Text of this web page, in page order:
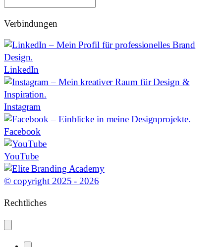
Verbindungen
LinkedIn
Instagram
Facebook
YouTube
© copyright 2025 - 2026
Rechtliches